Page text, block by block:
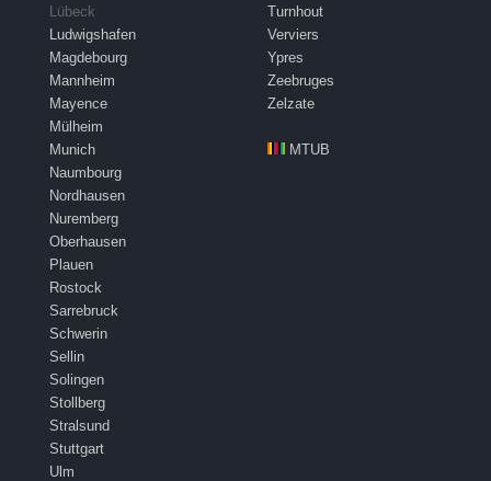
Lübeck
Ludwigshafen
Magdebourg
Mannheim
Mayence
Mülheim
Munich
Naumbourg
Nordhausen
Nuremberg
Oberhausen
Plauen
Rostock
Sarrebruck
Schwerin
Sellin
Solingen
Stollberg
Stralsund
Stuttgart
Ulm
Turnhout
Verviers
Ypres
Zeebruges
Zelzate
MTUB